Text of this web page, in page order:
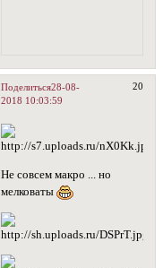
Поделиться 20
28-08-
2018 10:03:59
Не совсем макро ... но
мелковаты